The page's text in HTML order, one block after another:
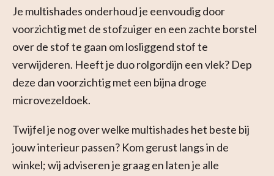
Je multishades onderhoud je eenvoudig door
voorzichtig met de stofzuiger en een zachte borstel
over de stof te gaan om losliggend stof te
verwijderen. Heeft je duo rolgordijn een vlek? Dep
deze dan voorzichtig met een bijna droge
microvezeldoek.
Twijfel je nog over welke multishades het beste bij
jouw interieur passen? Kom gerust langs in de
winkel; wij adviseren je graag en laten je alle